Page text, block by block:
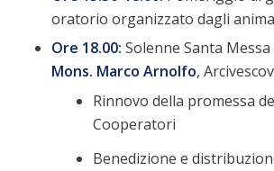
oratorio organizzato dagli
Ore 18.00: Solenne Santa Messa
Mons. Marco Arnolfo,
Rinnovo della promessa
Cooperatori
Benedizione e